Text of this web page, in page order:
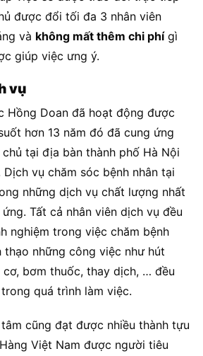
được đổi tối đa 3 nhân viên
và không mất thêm chi phígì
giúp việc ưng ý.
vụ
Hồng Doan đã hoạt động được
hơn 13 năm đó đã cung ứng
tại địa bàn thành phố Hà Nội
vụ chăm sóc bệnh nhân tại
những dịch vụ chất lượng nhất
Tất cả nhân viên dịch vụ đều
nghiệm trong việc chăm bệnh
thạo những công việc như hút
cơ, bơm thuốc, thay dịch, … đều
quá trình làm việc.
cũng đạt được nhiều thành tựu
Việt Nam được người tiêu